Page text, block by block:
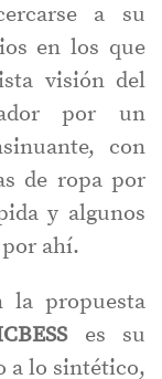
a su
en los que
visión del
por un
con
de ropa por
y algunos
ahí.
la propuesta
es su
a lo sintético,